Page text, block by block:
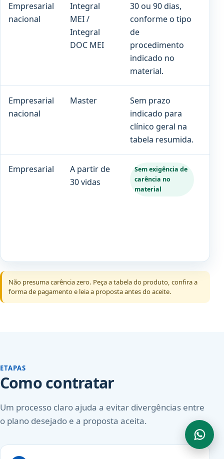
Empresarial
nacional
Integral
MEI /
Integral
DOC MEI
30 ou 90 dias,
conforme o tipo
de
procedimento
indicado no
material.
Empresarial
nacional
Master
Sem prazo
indicado para
clínico geral na
tabela resumida.
Empresarial
A partir de
30 vidas
Sem exigência de
carência no
material
Não presuma carência zero. Peça a tabela do produto, confira a
forma de pagamento e leia a proposta antes do aceite.
ETAPAS
Como contratar
Um processo claro ajuda a evitar divergências entre
o plano desejado e a proposta aceita.